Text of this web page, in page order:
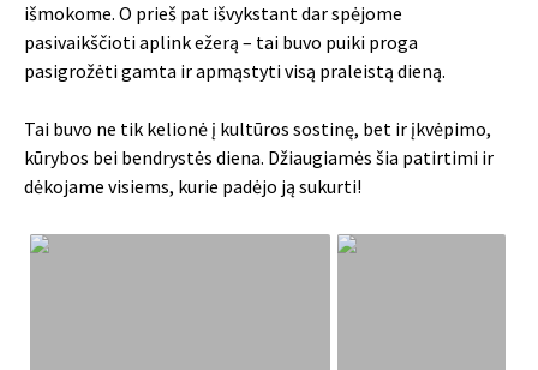
išmokome. O prieš pat išvykstant dar spėjome
pasivaikščioti aplink ežerą – tai buvo puiki proga
pasigrožėti gamta ir apmąstyti visą praleistą dieną.
Tai buvo ne tik kelionė į kultūros sostinę, bet ir įkvėpimo,
kūrybos bei bendrystės diena. Džiaugiamės šia patirtimi ir
dėkojame visiems, kurie padėjo ją sukurti!